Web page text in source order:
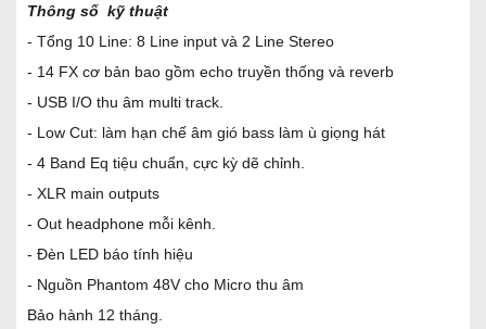
Thông số kỹ thuật
- Tổng 10 Line: 8 Line input và 2 Line Stereo
- 14 FX cơ bản bao gồm echo truyền thống và reverb
- USB I/O thu âm multi track.
- Low Cut: làm hạn chế âm gió bass làm ù giọng hát
- 4 Band Eq tiệu chuẩn, cực kỳ dẽ chỉnh.
- XLR main outputs
- Out headphone mỗi kênh.
- Đèn LED báo tính hiệu
- Nguồn Phantom 48V cho Micro thu âm
Bảo hành 12 tháng.